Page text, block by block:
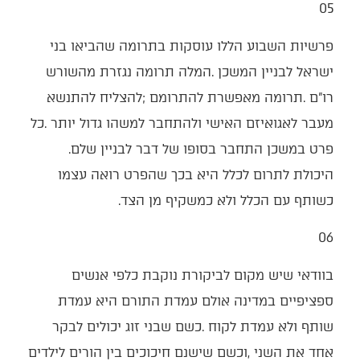
05‭ ‬
פרשיות‭ ‬השבוע‭ ‬הללו‭ ‬עוסקות‭ ‬בתרומה‭ ‬שהביאו‭ ‬בני‭
‬מעבר‭ ‬לאגואיזם‭ ‬האישי‭ ‬ולהתחבר‭ ‬למשהו‭ ‬גדול‭ ‬יותר‭. ‬כל‭
‬פרט‭ ‬במשכן‭ ‬התחבר‭ ‬בסופו‭ ‬של‭ ‬דבר‭ ‬לבניין‭ ‬שלם‭.
‬היכולת‭ ‬לתרום‭ ‬לכלל‭ ‬היא‭ ‬בכך‭ ‬שהפרט‭ ‬רואה‭ ‬עצמו‭
‬כשותף‭ ‬עם‭ ‬הכלל‭ ‬ולא‭ ‬כמשקיף‭ ‬מן‭ ‬הצד‭.‬
06‭ ‬
בוודאי‭ ‬שיש‭ ‬מקום‭ ‬לביקורת‭ ‬נוקבת‭ ‬כלפי‭ ‬אנשים‭
‬שותף‭ ‬ולא‭ ‬עמדת‭ ‬לקוח‭. ‬כשם‭ ‬שבני‭ ‬זוג‭ ‬יכולים‭ ‬לבקר‭
‬אחד‭ ‬את‭ ‬השני‭, ‬וכשם‭ ‬שישנם‭ ‬חיכוכים‭ ‬בין‭ ‬הורים‭ ‬לילדים‭